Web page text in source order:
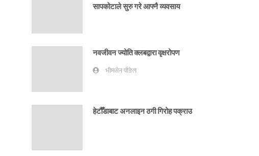
सापकोटाले सुरु गरे आफ्नै व्यवसाय
नवजीवन ज्योति क्लबद्वारा वृक्षरोपण
भीमसेन पौडेल
हेटौँडाबाट अनलाइन ठगी गिरोह पक्राउ